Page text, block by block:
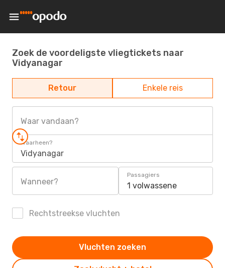
Zoek de voordeligste vliegtickets naar
Vidyanagar
Retour Enkele reis
Waar vandaan?
Waarheen?
Vidyanagar
Wanneer?
Passagiers
1 volwassene
Rechtstreekse vluchten
Vluchten zoeken